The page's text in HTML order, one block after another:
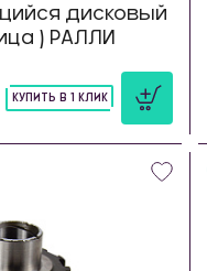
дисковый
) РАЛЛИ
КУПИТЬ В 1 КЛИК